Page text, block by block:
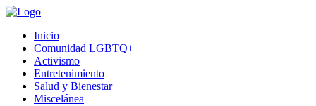
Inicio
Comunidad LGBTQ+
Activismo
Entretenimiento
Salud y Bienestar
Miscelánea